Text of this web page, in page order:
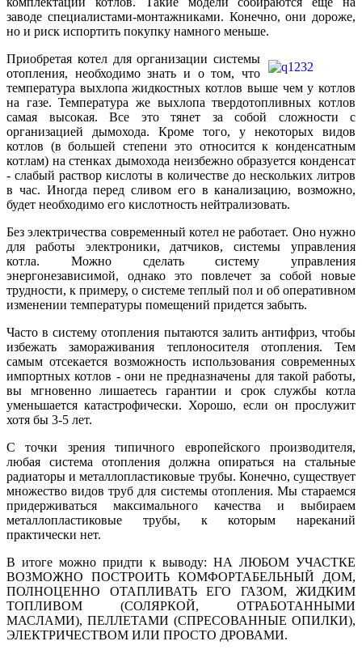
заводе специалистами-монтажниками. Конечно, они дороже,
но и риск испортить покупку намного меньше.
Приобретая котел для организации системы
отопления, необходимо знать и о том, что
температура выхлопа жидкостных котлов выше чем у котлов
на газе. Температура же выхлопа твердотопливных котлов
самая высокая. Все это тянет за собой сложности с
организацией дымохода. Кроме того, у некоторых видов
котлов (в большей степени это относится к конденсатным
котлам) на стенках дымохода неизбежно образуется конденсат
- слабый раствор кислоты в количестве до нескольких литров
в час. Иногда перед сливом его в канализацию, возможно,
будет необходимо его кислотность нейтрализовать.
Без электричества современный котел не работает. Оно нужно
для работы электроники, датчиков, системы управления
котла. Можно сделать систему управления
энергонезависимой, однако это повлечет за собой новые
трудности, к примеру, о системе теплый пол и об оперативном
изменении температуры помещений придется забыть.
Часто в систему отопления пытаются залить антифриз, чтобы
избежать замораживания теплоносителя отопления. Тем
самым отсекается возможность использования современных
импортных котлов - они не предназначены для такой работы,
вы мгновенно лишаетесь гарантии и срок службы котла
уменьшается катастрофически. Хорошо, если он прослужит
хотя бы 3-5 лет.
С точки зрения типичного европейского производителя,
любая система отопления должна опираться на стальные
радиаторы и металлопластиковые трубы. Конечно, существует
множество видов труб для системы отопления. Мы стараемся
придерживаться максимального качества и выбираем
металлопластиковые трубы, к которым нареканий
практически нет.
В итоге можно придти к выводу: НА ЛЮБОМ УЧАСТКЕ
ВОЗМОЖНО ПОСТРОИТЬ КОМФОРТАБЕЛЬНЫЙ ДОМ,
ПОЛНОЦЕННО ОТАПЛИВАТЬ ЕГО ГАЗОМ, ЖИДКИМ
ТОПЛИВОМ (СОЛЯРКОЙ, ОТРАБОТАННЫМИ
МАСЛАМИ), ПЕЛЛЕТАМИ (СПРЕСОВАННЫЕ ОПИЛКИ),
ЭЛЕКТРИЧЕСТВОМ ИЛИ ПРОСТО ДРОВАМИ.